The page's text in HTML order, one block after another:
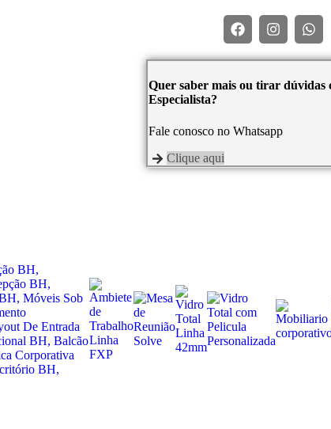
Quer saber mais ou tirar dúvidas
Especialista?
Fale conosco no Whatsapp
Clique aqui